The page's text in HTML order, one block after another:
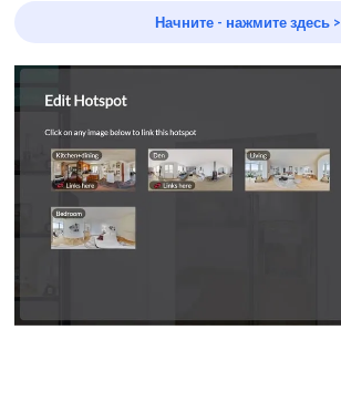
Начните - нажмите здесь >